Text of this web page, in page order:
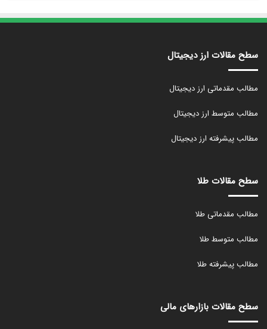
سطح مقالات ارز دیجیتال
مطالب مقدماتی ارز دیجیتال
مطالب متوسط ارز دیجیتال
مطالب پیشرفته ارز دیجیتال
سطح مقالات طلا
مطالب مقدماتی طلا
مطالب متوسط طلا
مطالب پیشرفته طلا
سطح مقالات بازارهای مالی